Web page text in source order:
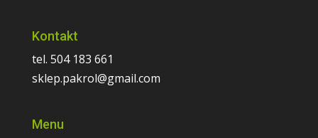
Kontakt
tel. 504 183 661
sklep.pakrol@gmail.com
Menu